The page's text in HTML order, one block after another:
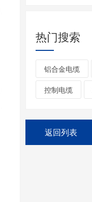
热门搜索
铝合金电缆
控制电缆
返回列表